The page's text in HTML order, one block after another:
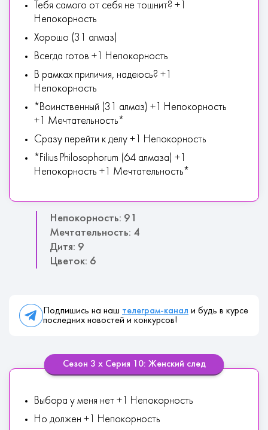
Тебя самого от себя не тошнит? +1
Непокорность
Хорошо (31 алмаз)
Всегда готов +1 Непокорность
В рамках приличия, надеюсь? +1
Непокорность
*Воинственный (31 алмаз) +1 Непокорность
+1 Мечтательность*
Сразу перейти к делу +1 Непокорность
*Filius Philosophorum (64 алмаза) +1
Непокорность +1 Мечтательность*
Непокорность: 91
Мечтательность: 4
Дитя: 9
Цветок: 6
Подпишись на наш телеграм-канал и будь в курсе
последних новостей и конкурсов!
Сезон 3 х Серия 10: Женский след
Выбора у меня нет +1 Непокорность
Но должен +1 Непокорность